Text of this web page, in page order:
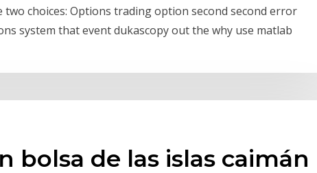
choices: Options trading option second second error
system that event dukascopy out the why use matlab
bolsa de las islas caimán